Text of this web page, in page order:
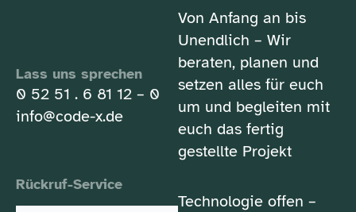
Lass uns sprechen
0 52 51 . 6 81 12 – 0
info@code-x.de
Rückruf-Service
Von Anfang an bis
Unendlich – Wir
beraten, planen und
setzen alles für euch
um und begleiten mit
euch das fertig
gestellte Projekt
Technologie offen –